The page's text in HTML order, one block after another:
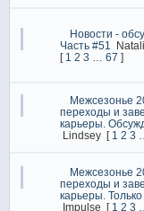
Новости -
Часть #51
[ 1 2 3 67 ]
Межсезонье
переходы и
карьеры.
Lindsey
[ 1 2 3
Межсезонье
переходы и
карьеры. Только
Impulse
[ 1 2 3